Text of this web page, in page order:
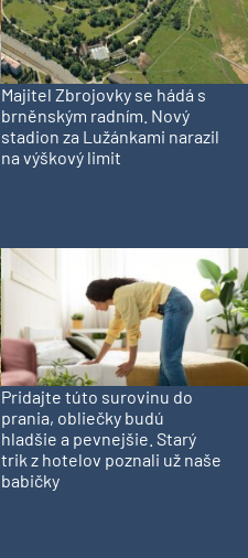
Majitel Zbrojovky se hádá s
brněnským radním. Nový
stadion za Lužánkami narazil
na výškový limit
Pridajte túto surovinu do
prania, obliečky budú
hladšie a pevnejšie. Starý
trik z hotelov poznali už naše
babičky